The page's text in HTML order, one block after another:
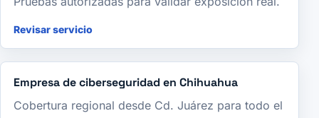
Revisar servicio
Empresa de ciberseguridad en Chihuahua
Cobertura regional desde Cd. Juárez para todo el